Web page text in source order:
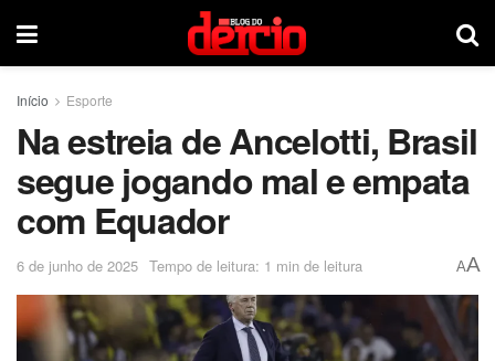
Início Esporte
Na estreia de Ancelotti, Brasil
segue jogando mal e empata
com Equador
6 de junho de 2025 Tempo de leitura: 1 min de leitura AA